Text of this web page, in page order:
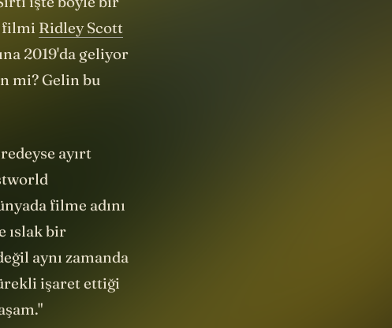
işte böyle bir
filmi Ridley Scott
2019'da geliyor
mi? Gelin bu
ayırt
filme adını
ıslak bir
aynı zamanda
işaret ettiği